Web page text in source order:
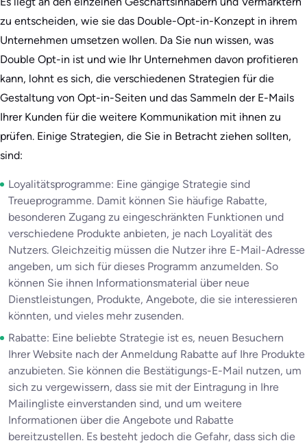
zu entscheiden, wie sie das Double-Opt-in-Konzept in ihrem
Unternehmen umsetzen wollen. Da Sie nun wissen, was
Double Opt-in ist und wie Ihr Unternehmen davon profitieren
kann, lohnt es sich, die verschiedenen Strategien für die
Gestaltung von Opt-in-Seiten und das Sammeln der E-Mails
Ihrer Kunden für die weitere Kommunikation mit ihnen zu
prüfen. Einige Strategien, die Sie in Betracht ziehen sollten,
sind:
Loyalitätsprogramme: Eine gängige Strategie sind
Treueprogramme. Damit können Sie häufige Rabatte,
besonderen Zugang zu eingeschränkten Funktionen und
verschiedene Produkte anbieten, je nach Loyalität des
Nutzers. Gleichzeitig müssen die Nutzer ihre E-Mail-Adresse
angeben, um sich für dieses Programm anzumelden. So
können Sie ihnen Informationsmaterial über neue
Dienstleistungen, Produkte, Angebote, die sie interessieren
könnten, und vieles mehr zusenden.
Rabatte: Eine beliebte Strategie ist es, neuen Besuchern
Ihrer Website nach der Anmeldung Rabatte auf Ihre Produkte
anzubieten. Sie können die Bestätigungs-E-Mail nutzen, um
sich zu vergewissern, dass sie mit der Eintragung in Ihre
Mailingliste einverstanden sind, und um weitere
Informationen über die Angebote und Rabatte
bereitzustellen. Es besteht jedoch die Gefahr, dass sich die